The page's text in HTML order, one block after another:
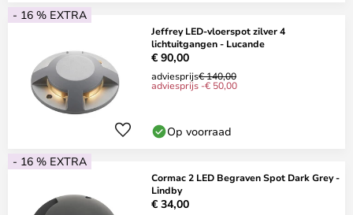
- 16 % EXTRA
Jeffrey LED-vloerspot zilver 4
lichtuitgangen - Lucande
€ 90,00
adviesprijs€ 140,00
adviesprijs -€ 50,00
Op voorraad
- 16 % EXTRA
Cormac 2 LED Begraven Spot Dark Grey -
Lindby
€ 34,00